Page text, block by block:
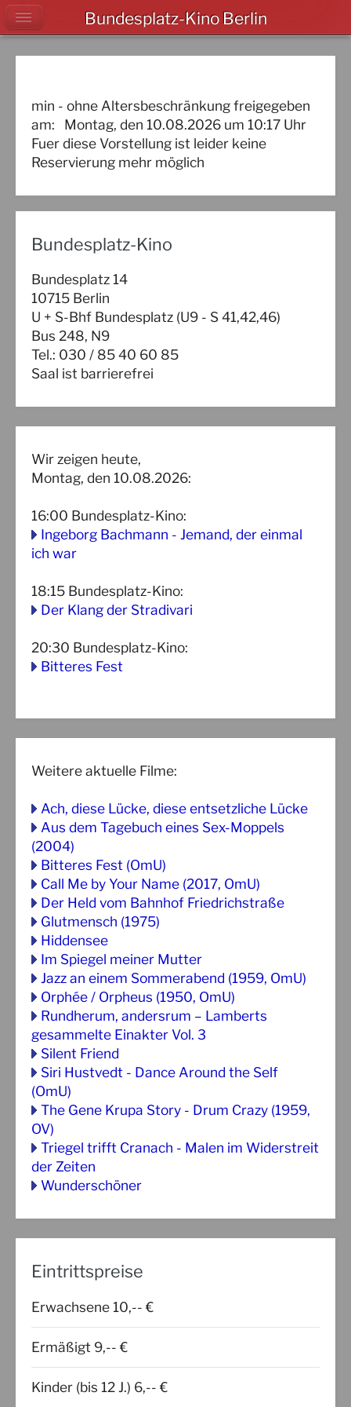
Bundesplatz-Kino
Bundesplatz 14
10715 Berlin
U + S-Bhf Bundesplatz (U9 - S 41,42,46)
Bus 248, N9
Tel.: 030 / 85 40 60 85
Saal ist barrierefrei
Wir zeigen heute,
Montag, den 10.08.2026:
16:00 Bundesplatz-Kino:
Ingeborg Bachmann - Jemand, der einmal
ich war
18:15 Bundesplatz-Kino:
Der Klang der Stradivari
20:30 Bundesplatz-Kino:
Bitteres Fest
Weitere aktuelle Filme:
Ach, diese Lücke, diese entsetzliche Lücke
Aus dem Tagebuch eines Sex-Moppels
(2004)
Bitteres Fest (OmU)
Call Me by Your Name (2017, OmU)
Der Held vom Bahnhof Friedrichstraße
Glutmensch (1975)
Hiddensee
Im Spiegel meiner Mutter
Jazz an einem Sommerabend (1959, OmU)
Orphée / Orpheus (1950, OmU)
Rundherum, andersrum – Lamberts
gesammelte Einakter Vol. 3
Silent Friend
Siri Hustvedt - Dance Around the Self
(OmU)
The Gene Krupa Story - Drum Crazy (1959,
OV)
Triegel trifft Cranach - Malen im Widerstreit
der Zeiten
Wunderschöner
Eintrittspreise
Erwachsene 10,-- €
Ermäßigt 9,-- €
Kinder (bis 12 J.) 6,-- €
min - ohne Altersbeschränkung freigegeben
am: Montag, den 10.08.2026 um 10:17 Uhr
Fuer diese Vorstellung ist leider keine
Reservierung mehr möglich
Bundesplatz-Kino Berlin